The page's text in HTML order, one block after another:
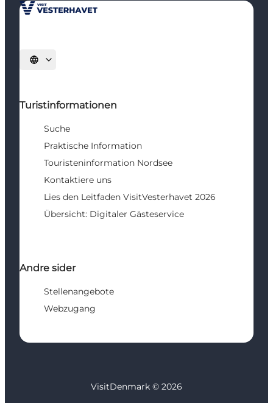
Sprache auswählen
Turistinformationen
Suche
Praktische Information
Touristeninformation Nordsee
Kontaktiere uns
Lies den Leitfaden VisitVesterhavet 2026
Übersicht: Digitaler Gästeservice
Andre sider
Stellenangebote
Webzugang
VisitDenmark © 2026